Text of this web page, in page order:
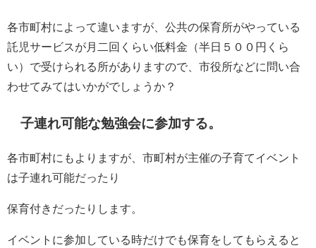
各市町村によって違いますが、公共の保育所がやっている
託児サービスが月二回くらい低料金（半日５００円くら
い）で受けられる所がありますので、市役所などに問い合
わせてみてはいかがでしょうか？
子連れ可能な勉強会に参加する。
各市町村にもよりますが、市町村が主催の子育てイベント
は子連れ可能だったり
保育付きだったりします。
イベントに参加している時だけでも保育をしてもらえると